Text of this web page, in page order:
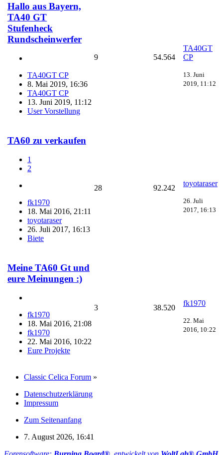
Hallo aus Bayern,
TA40 GT
Stufenheck
Rundscheinwerfer
TA40GT CP
8. Mai 2019, 16:36
TA40GT CP
13. Juni 2019, 11:12
User Vorstellung
9 54.564
TA40GT
CP
13. Juni
2019, 11:12
TA60 zu verkaufen
1
2
fk1970
18. Mai 2016, 21:11
toyotaraser
26. Juli 2017, 16:13
Biete
28 92.242
toyotaraser
26. Juli
2017, 16:13
Meine TA60 Gt und
eure Meinungen :)
fk1970
18. Mai 2016, 21:08
fk1970
22. Mai 2016, 10:22
Eure Projekte
3 38.520
fk1970
22. Mai
2016, 10:22
Classic Celica Forum »
Datenschutzerklärung
Impressum
Zum Seitenanfang
7. August 2026, 16:41